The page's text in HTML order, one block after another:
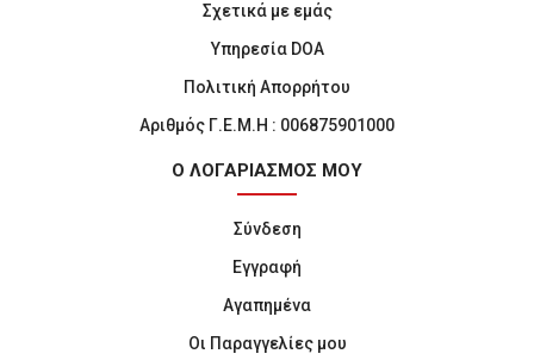
Σχετικά με εμάς
Υπηρεσία DOA
Πολιτική Απορρήτου
Αριθμός Γ.Ε.Μ.Η : 006875901000
Ο ΛΟΓΑΡΙΑΣΜΟΣ ΜΟΥ
Σύνδεση
Εγγραφή
Αγαπημένα
Οι Παραγγελίες μου